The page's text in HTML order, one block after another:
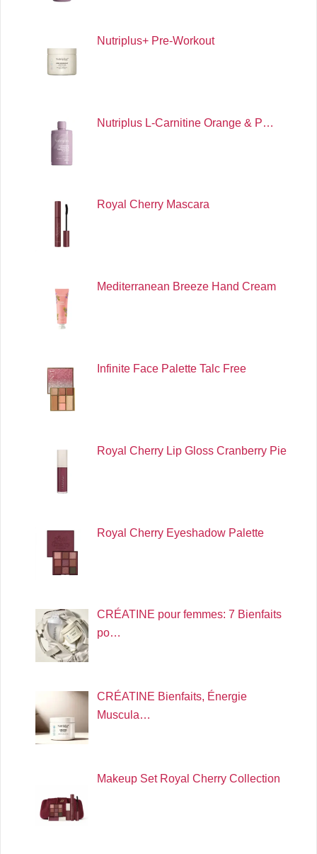
Nutriplus+ Pre-Workout
Nutriplus L-Carnitine Orange & P…
Royal Cherry Mascara
Mediterranean Breeze Hand Cream
Infinite Face Palette Talc Free
Royal Cherry Lip Gloss Cranberry Pie
Royal Cherry Eyeshadow Palette
CRÉATINE pour femmes: 7 Bienfaits
po…
CRÉATINE Bienfaits, Énergie
Muscula…
Makeup Set Royal Cherry Collection